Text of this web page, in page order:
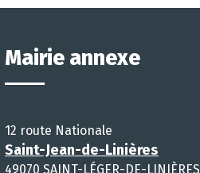
Mairie annexe
12 route Nationale
Saint-Jean-de-Linières
49070 SAINT-LÉGER-DE-LINIÈRES